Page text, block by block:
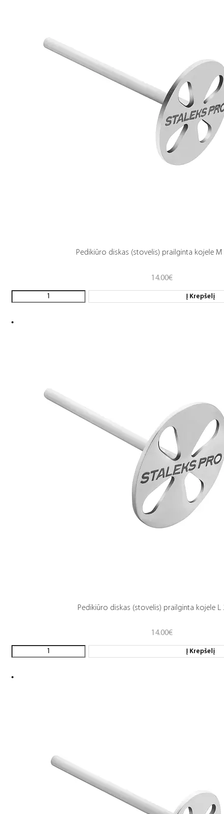
Pedikiūro diskas (stovelis) prailginta kojele
14.00€
Į Krepšelį
Pedikiūro diskas (stovelis) prailginta kojele L
14.00€
Į Krepšelį